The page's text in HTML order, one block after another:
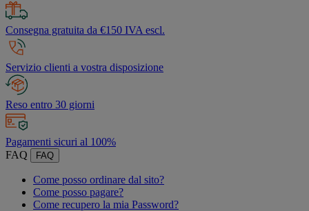
Consegna gratuita da €150 IVA escl.
Servizio clienti a vostra disposizione
Reso entro 30 giorni
Pagamenti sicuri al 100%
FAQ
FAQ
Come posso ordinare dal sito?
Come posso pagare?
Come recupero la mia Password?